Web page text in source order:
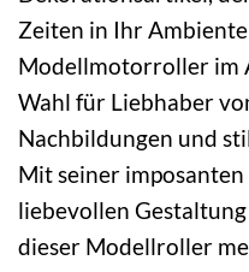
Zeiten in Ihr
Modellmotorroller im
Wahl für Liebhaber
Nachbildungen und
Mit seiner
liebevollen
dieser Modellroller